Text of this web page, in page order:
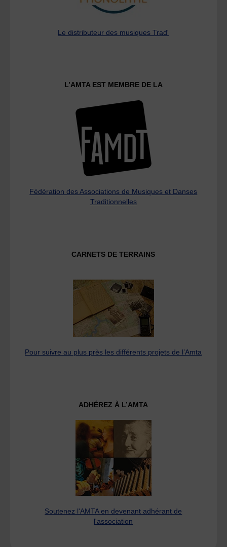
Le distributeur des musiques Trad'
L’AMTA EST MEMBRE DE LA
Fédération des Associations de Musiques et Danses
Traditionnelles
CARNETS DE TERRAINS
Pour suivre au plus près les différents projets de l’Amta
ADHÉREZ À L’AMTA
Soutenez l'AMTA en devenant adhérant de
l'association